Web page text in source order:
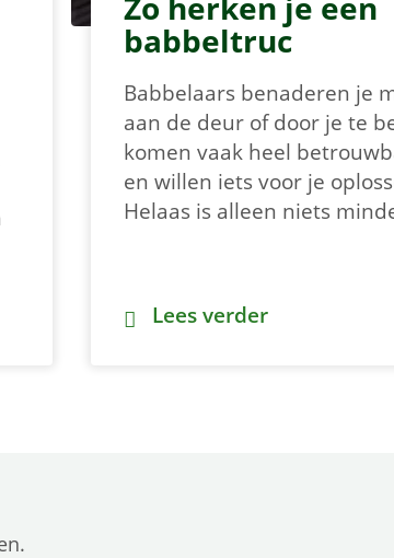
voorkomen
babbeltruc
Babbelaars benaderen je
aan de deur of door je te
komen vaak heel
en willen iets voor je
Helaas is alleen niets
Zo herken je een
Lees verder